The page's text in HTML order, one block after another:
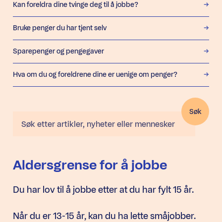
Kan foreldra dine tvinge deg til å jobbe?
Bruke penger du har tjent selv
Sparepenger og pengegaver
Hva om du og foreldrene dine er uenige om penger?
Søk
Aldersgrense for å jobbe
Du har lov til å jobbe etter at du har fylt 15 år.
Når du er 13-15 år, kan du ha lette småjobber.